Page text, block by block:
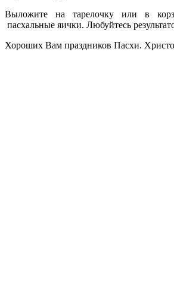
Выложите на тарелочку или в
пасхальные яички. Любуйтесь
Хороших Вам праздников Пасхи.